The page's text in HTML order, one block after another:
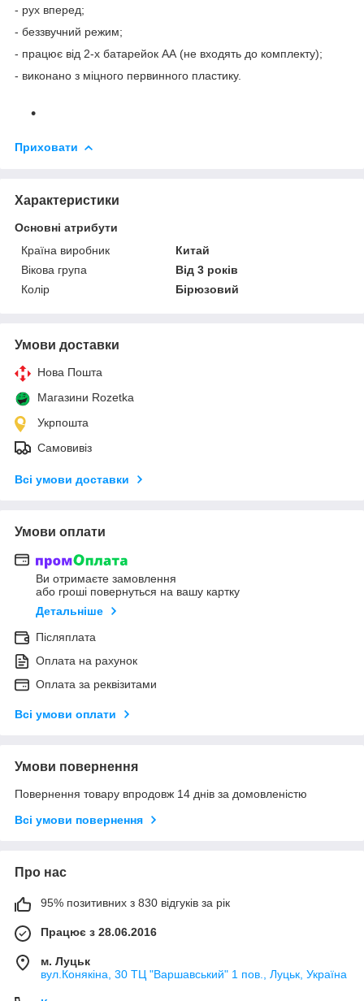
- рух вперед;
- беззвучний режим;
- працює від 2-х батарейок АА (не входять до комплекту);
- виконано з міцного первинного пластику.
Приховати
Характеристики
Основні атрибути
Країна виробник
Китай
Вікова група
Від 3 років
Колір
Бірюзовий
Умови доставки
Нова Пошта
Магазини Rozetka
Укрпошта
Самовивіз
Всі умови доставки
Умови оплати
Ви отримаєте замовлення
або гроші повернуться на вашу картку
Детальніше
Післяплата
Оплата на рахунок
Оплата за реквізитами
Всі умови оплати
Умови повернення
Повернення товару впродовж 14 днів за домовленістю
Всі умови повернення
Про нас
95% позитивних з 830 відгуків за рік
Працює з 28.06.2016
м. Луцьк
вул.Конякіна, 30 ТЦ "Варшавський" 1 пов., Луцьк, Україна